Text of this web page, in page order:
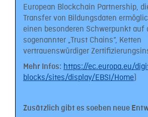
European Blockchain Partnership,
Transfer von Bildungsdaten
einen besonderen Schwerpunkt auf
sogenannter „Trust Chains“, Ketten
vertrauenswürdiger
Mehr Infos: https://ec.europa.eu/
blocks/sites/display/EBSI/Home)
Zusätzlich gibt es soeben neue